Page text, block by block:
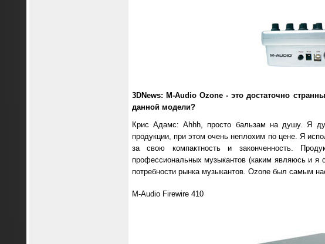
3DNews: M-Audio Ozone - это достаточно
данной модели?
Крис Адамс: Ahhh, просто бальзам на душу. Я
продукции, при этом очень неплохим по цене. Я
за свою компактность и законченность.
профессиональных музыкантов (каким являюсь и я
потребности рынка музыкантов. Ozone был самым
M-Audio Firewire 410